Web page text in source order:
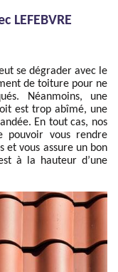
LEFEBVRE
se dégrader avec le
de toiture pour ne
Néanmoins, une
est trop abîmé, une
En tout cas, nos
pouvoir vous rendre
et vous assure un bon
à la hauteur d’une